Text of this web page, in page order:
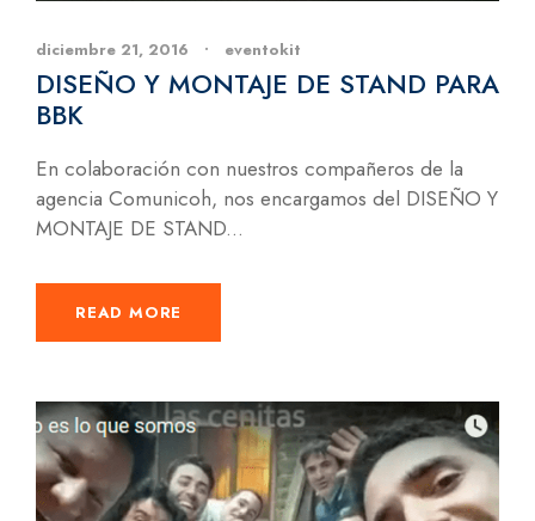
diciembre 21, 2016 • eventokit
DISEÑO Y MONTAJE DE STAND PARA
BBK
En colaboración con nuestros compañeros de la
agencia Comunicoh, nos encargamos del DISEÑO Y
MONTAJE DE STAND...
READ MORE